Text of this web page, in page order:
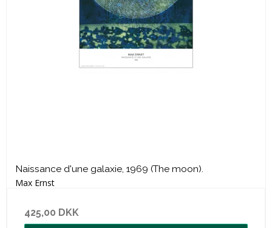
Naissance d'une galaxie, 1969 (The moon).
Max Ernst
425,00 DKK